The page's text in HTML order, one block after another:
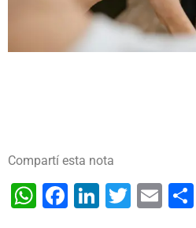
Compartí esta nota
WhatsApp
Facebook
LinkedIn
Twitter